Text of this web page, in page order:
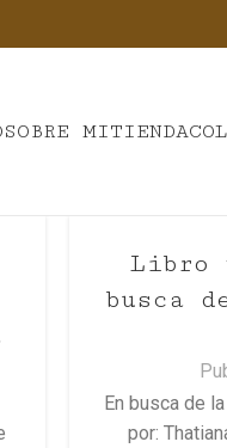
SOBRE MITIENDA
Libro
busca
En busca de
por: